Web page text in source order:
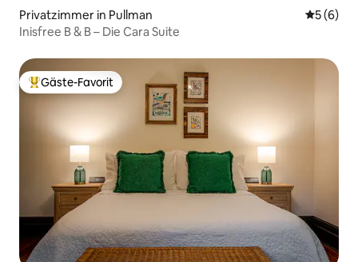
Privatzimmer in Pullman
5 (6)
Inisfree B & B – Die Cara Suite
Beliebter Gäste-Favorit.
Gäste-Favorit